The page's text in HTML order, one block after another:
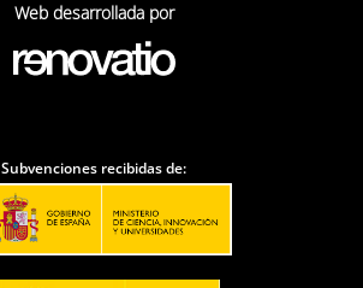
Web desarrollada por
Subvenciones recibidas de: